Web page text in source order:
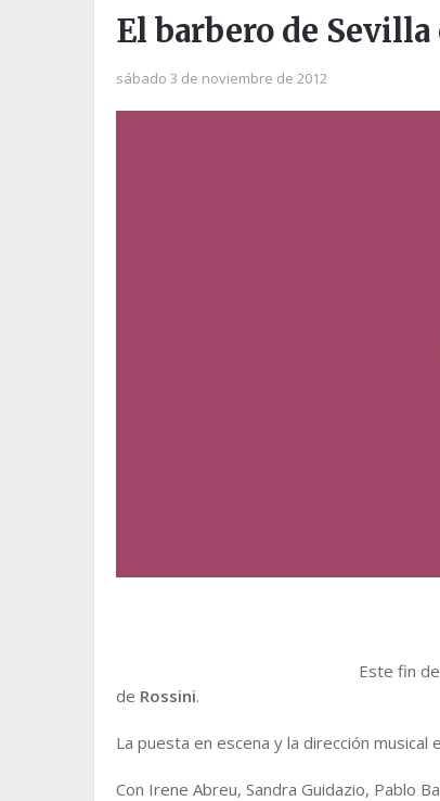
El barbero de
sábado 3 de noviembre de 2012
Este fin
de Rossini.
La puesta en escena y la dirección
Con Irene Abreu, Sandra Guidazio, Pablo